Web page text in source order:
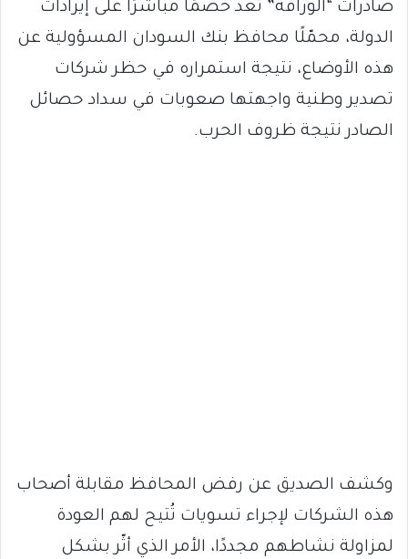
صادرات “الورّاقة” تُعد خصمًا مباشرًا على إيرادات
الدولة، محمّلًا محافظ بنك السودان المسؤولية عن
هذه الأوضاع، نتيجة استمراره في حظر شركات
تصدير وطنية واجهتها صعوبات في سداد حصائل
الصادر نتيجة ظروف الحرب.
وكشف الصديق عن رفض المحافظ مقابلة أصحاب
هذه الشركات لإجراء تسويات تُتيح لهم العودة
لمزاولة نشاطهم مجددًا، الأمر الذي أثّر بشكل